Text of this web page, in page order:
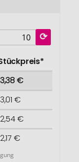
€
€
€
€